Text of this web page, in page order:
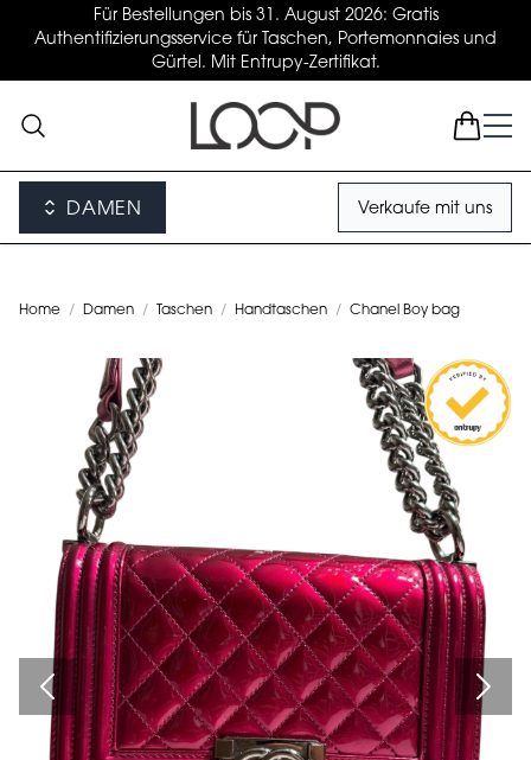
Für Bestellungen bis 31. August 2026: Gratis
Authentifizierungsservice für Taschen, Portemonnaies und
Gürtel. Mit Entrupy-Zertifikat.
DAMEN Verkaufe mit uns
Home / Damen / Taschen / Handtaschen / Chanel Boy bag